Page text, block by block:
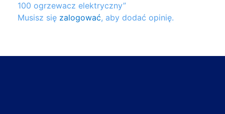
100 ogrzewacz elektryczny”
Musisz się zalogować, aby dodać opinię.